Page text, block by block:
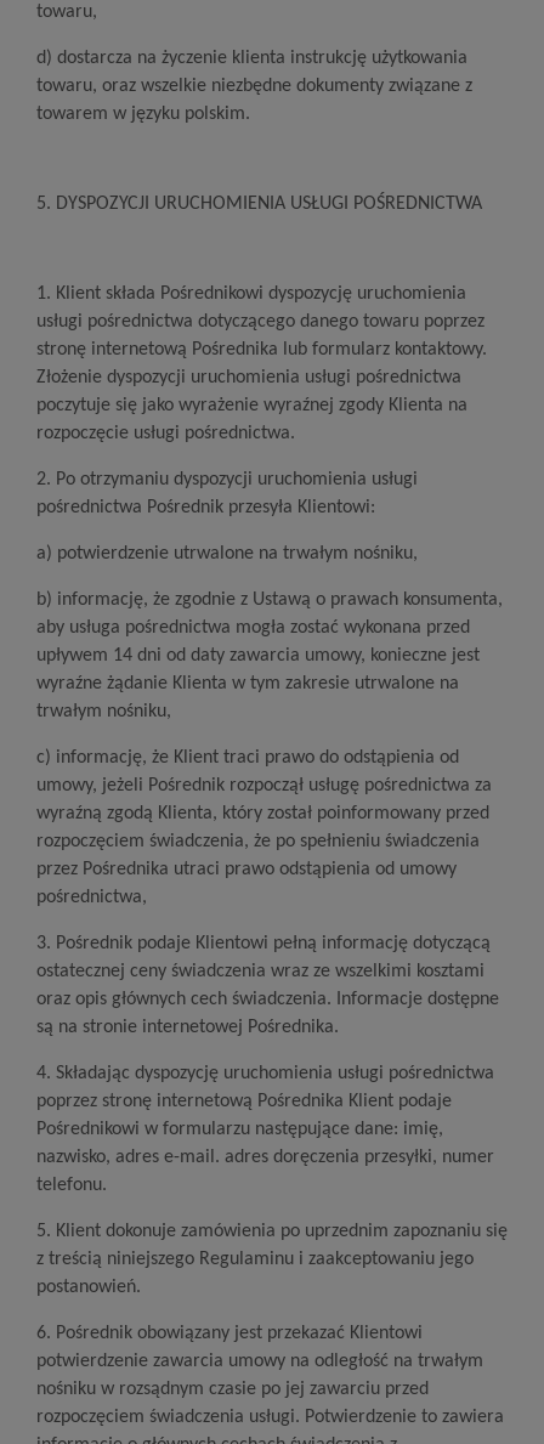
towaru,
d) dostarcza na życzenie klienta instrukcję użytkowania
towaru, oraz wszelkie niezbędne dokumenty związane z
towarem w języku polskim.
5. DYSPOZYCJI URUCHOMIENIA USŁUGI POŚREDNICTWA
1. Klient składa Pośrednikowi dyspozycję uruchomienia
usługi pośrednictwa dotyczącego danego towaru poprzez
stronę internetową Pośrednika lub formularz kontaktowy.
Złożenie dyspozycji uruchomienia usługi pośrednictwa
poczytuje się jako wyrażenie wyraźnej zgody Klienta na
rozpoczęcie usługi pośrednictwa.
2. Po otrzymaniu dyspozycji uruchomienia usługi
pośrednictwa Pośrednik przesyła Klientowi:
a) potwierdzenie utrwalone na trwałym nośniku,
b) informację, że zgodnie z Ustawą o prawach konsumenta,
aby usługa pośrednictwa mogła zostać wykonana przed
upływem 14 dni od daty zawarcia umowy, konieczne jest
wyraźne żądanie Klienta w tym zakresie utrwalone na
trwałym nośniku,
c) informację, że Klient traci prawo do odstąpienia od
umowy, jeżeli Pośrednik rozpoczął usługę pośrednictwa za
wyraźną zgodą Klienta, który został poinformowany przed
rozpoczęciem świadczenia, że po spełnieniu świadczenia
przez Pośrednika utraci prawo odstąpienia od umowy
pośrednictwa,
3. Pośrednik podaje Klientowi pełną informację dotyczącą
ostatecznej ceny świadczenia wraz ze wszelkimi kosztami
oraz opis głównych cech świadczenia. Informacje dostępne
są na stronie internetowej Pośrednika.
4. Składając dyspozycję uruchomienia usługi pośrednictwa
poprzez stronę internetową Pośrednika Klient podaje
Pośrednikowi w formularzu następujące dane: imię,
nazwisko, adres e-mail. adres doręczenia przesyłki, numer
telefonu.
5. Klient dokonuje zamówienia po uprzednim zapoznaniu się
z treścią niniejszego Regulaminu i zaakceptowaniu jego
postanowień.
6. Pośrednik obowiązany jest przekazać Klientowi
potwierdzenie zawarcia umowy na odległość na trwałym
nośniku w rozsądnym czasie po jej zawarciu przed
rozpoczęciem świadczenia usługi. Potwierdzenie to zawiera